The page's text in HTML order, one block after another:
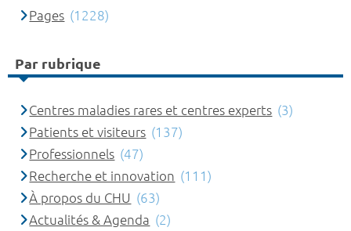
Pages (1228)
Par rubrique
Centres maladies rares et centres experts (3)
Patients et visiteurs (137)
Professionnels (47)
Recherche et innovation (111)
À propos du CHU (63)
Actualités & Agenda (2)